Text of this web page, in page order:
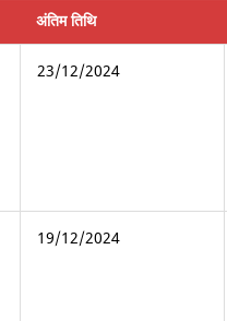
अंतिम तिथि
23/12/2024
19/12/2024